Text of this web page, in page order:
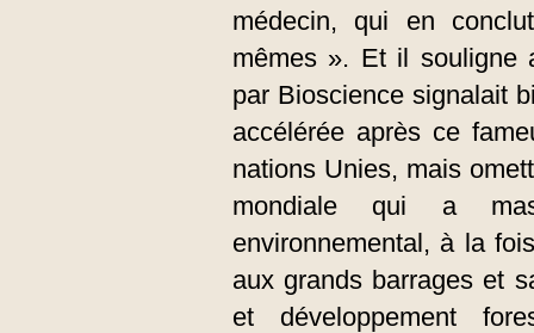
médecin, qui en
mêmes ». Et il souligne
par Bioscience signalait
accélérée après ce
nations Unies, mais
mondiale qui a
environnemental, à la
aux grands barrages et
et développement